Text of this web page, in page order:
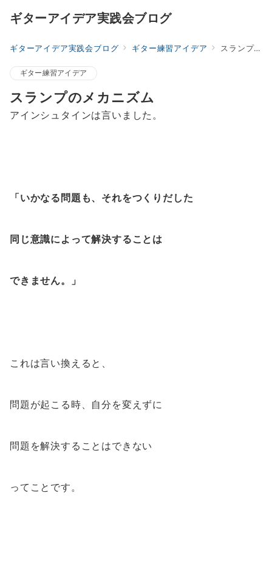
ギターアイデア実践会ブログ
ギターアイデア実践会ブログ ギター練習アイデア スランプのメカニズム
ギター練習アイデア
スランプのメカニズム
アインシュタインは言いました。
「いかなる問題も、それをつくりだした
同じ意識によって解決することは
できません。」
これは言い換えると、
問題が起こる時、自分を変えずに
問題を解決することはできない
ってことです。